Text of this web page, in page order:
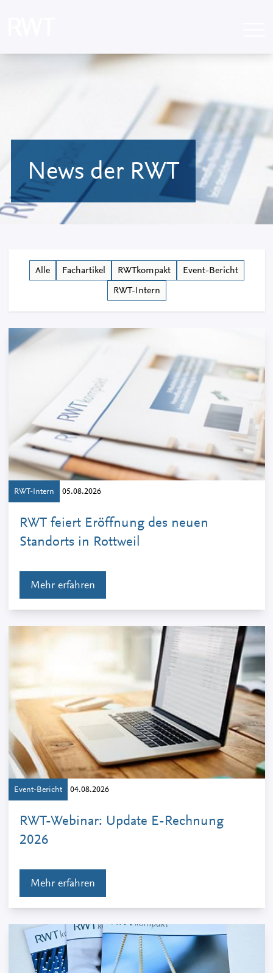
News der RWT
Alle Fachartikel RWTkompakt
Event-Bericht
RWT-Intern
RWT-Intern 05.08.2026
RWT feiert Eröffnung des neuen
Standorts in Rottweil
Mehr erfahren
Event-Bericht 04.08.2026
RWT-Webinar: Update E-Rechnung
2026
Mehr erfahren